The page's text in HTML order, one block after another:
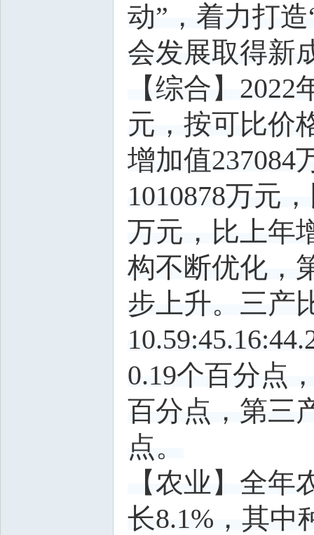
动”，着力打
会发展取得新
【综合】
元，按可比价
增加值237084
1010878万元
万元，比上年
构不断优化，
步上升。三产
0.19个百分点
百分点，第三
点。
【农业】全
长8.1%，其中